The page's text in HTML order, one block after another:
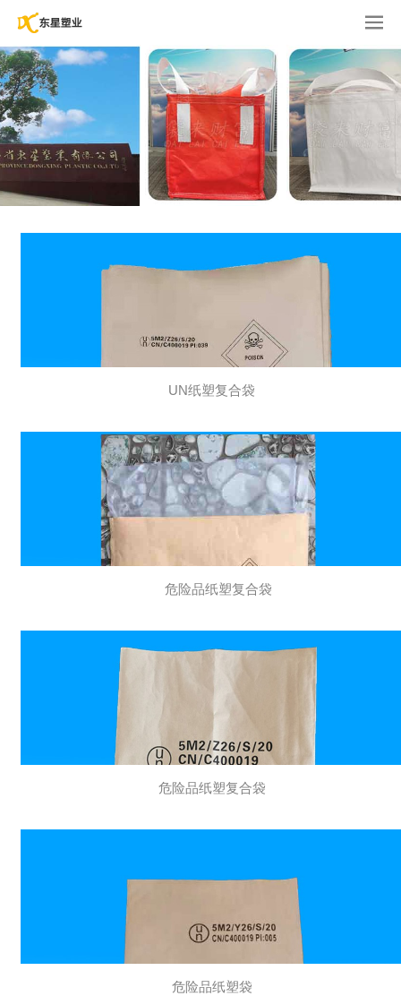
UN纸塑复合袋
危险品纸塑复合袋
危险品纸塑复合袋
危险品纸塑袋